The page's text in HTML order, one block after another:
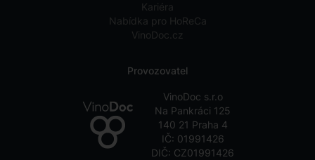
Kariéra
Nabídka pro HoReCa
VinoDoc.cz
Provozovatel
VinoDoc s.r.o
Na Pankráci 125
140 21 Praha 4
IČ: 01991426
DIČ: CZ01991426